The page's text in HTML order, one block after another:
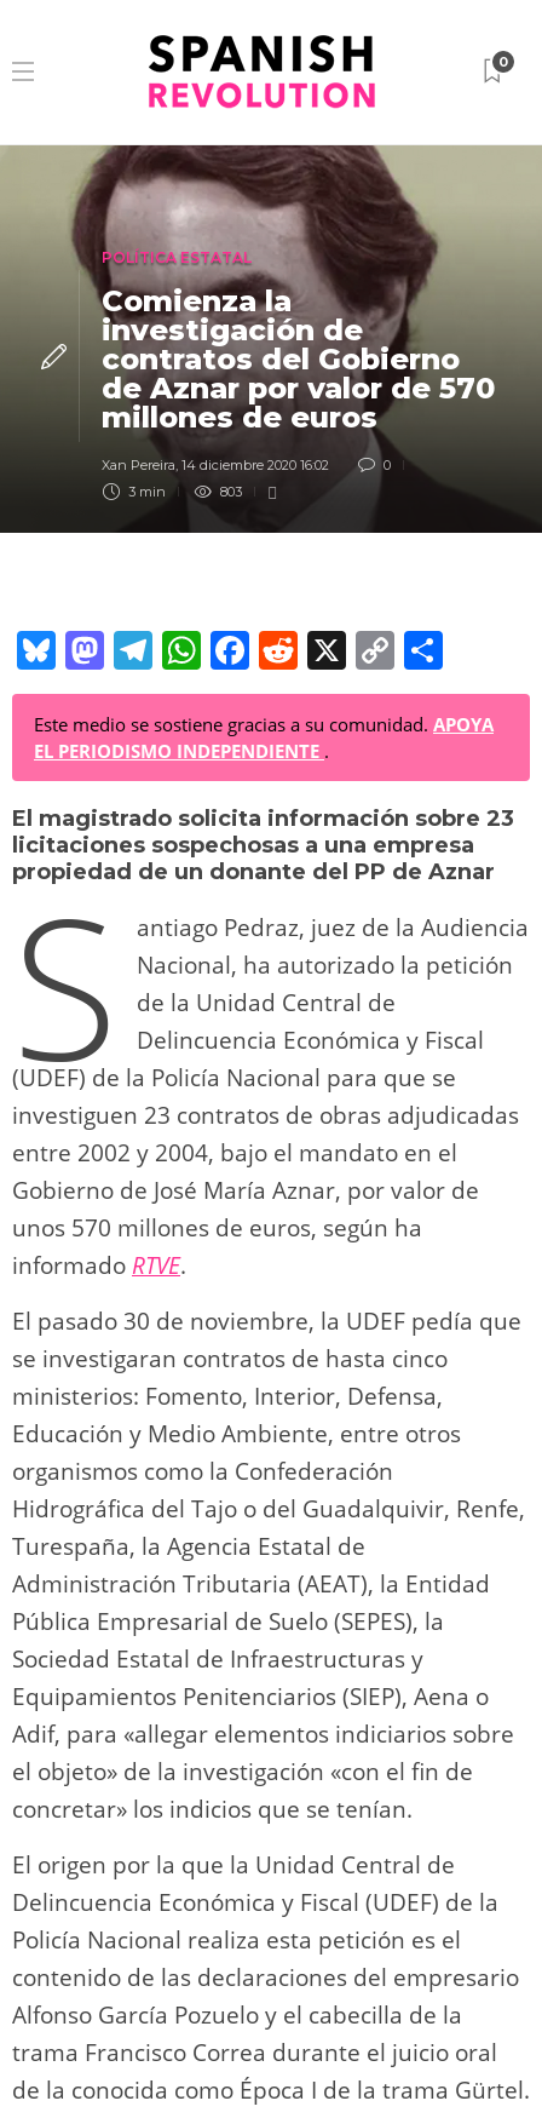
0
POLÍTICA ESTATAL
Comienza la
investigación de
contratos del Gobierno
de Aznar por valor de 570
millones de euros
Xan Pereira, 14 diciembre 2020 16:02
0
3 min
803
Bl
u
e
sk
y
M
a
st
o
d
o
T
el
e
gr
a
m
W
h
at
s
A
p
F
a
c
e
b
o
o
k
R
e
d
di
t
X
C
o
p
y
Li
n
k
o
m
p
ar
tir
Este medio se sostiene gracias a su comunidad. APOYA
EL PERIODISMO INDEPENDIENTE .
El magistrado solicita información sobre 23
licitaciones sospechosas a una empresa
propiedad de un donante del PP de Aznar
S
antiago Pedraz, juez de la Audiencia
Nacional, ha autorizado la petición
de la Unidad Central de
Delincuencia Económica y Fiscal
(UDEF) de la Policía Nacional para que se
investiguen 23 contratos de obras adjudicadas
entre 2002 y 2004, bajo el mandato en el
Gobierno de José María Aznar, por valor de
unos 570 millones de euros, según ha
informado RTVE.
El pasado 30 de noviembre, la UDEF pedía que
se investigaran contratos de hasta cinco
ministerios: Fomento, Interior, Defensa,
Educación y Medio Ambiente, entre otros
organismos como la Confederación
Hidrográfica del Tajo o del Guadalquivir, Renfe,
Turespaña, la Agencia Estatal de
Administración Tributaria (AEAT), la Entidad
Pública Empresarial de Suelo (SEPES), la
Sociedad Estatal de Infraestructuras y
Equipamientos Penitenciarios (SIEP), Aena o
Adif, para «allegar elementos indiciarios sobre
el objeto» de la investigación «con el fin de
concretar» los indicios que se tenían.
El origen por la que la Unidad Central de
Delincuencia Económica y Fiscal (UDEF) de la
Policía Nacional realiza esta petición es el
contenido de las declaraciones del empresario
Alfonso García Pozuelo y el cabecilla de la
trama Francisco Correa durante el juicio oral
de la conocida como Época I de la trama Gürtel.